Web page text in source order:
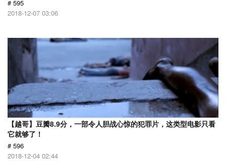
# 595
2018-12-07 03:06
【越哥】豆瓣8.9分，一部令人胆战心惊的犯罪片，这类型电影只看
它就够了！
# 596
2018-12-04 02:44